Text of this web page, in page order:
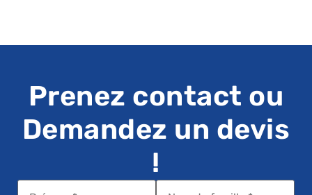
Prenez contact ou
Demandez un devis
!